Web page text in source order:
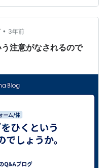
気は、 曇り 最高気温３
の影響でしょうね。 今
を閉めてエアコン付けて
• 3年前
注意がなされるので